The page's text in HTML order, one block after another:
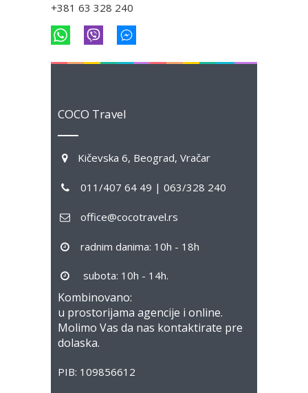
+381 63 328 240
COCO Travel
Kičevska 6, Beograd, Vračar
011/407 64 49 | 063/328 240
office@cocotravel.rs
radnim danima: 10h - 18h
subota: 10h - 14h.
Kombinovano:
u prostorijama agencije i online.
Molimo Vas da nas kontaktirate pre
dolaska.
PIB: 109856612